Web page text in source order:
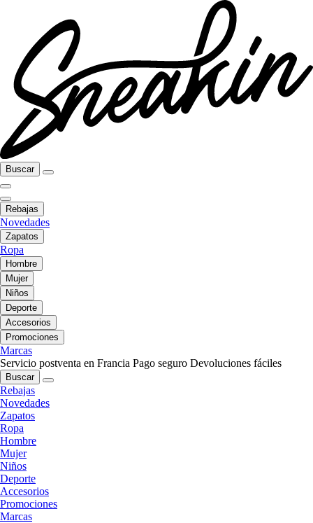
Buscar
Rebajas
Novedades
Zapatos
Ropa
Hombre
Mujer
Niños
Deporte
Accesorios
Promociones
Marcas
Servicio postventa en Francia Pago seguro Devoluciones fáciles
Buscar
Rebajas
Novedades
Zapatos
Ropa
Hombre
Mujer
Niños
Deporte
Accesorios
Promociones
Marcas